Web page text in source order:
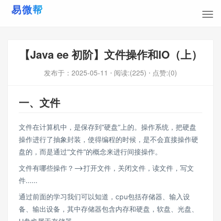
【Java ee 初阶】文件操作和IO（上）
发布于： 2025-05-11 ⋅ 阅读:(225) ⋅ 点赞:(0)
一、文件
文件在计算机中，是保存到“硬盘”上的。操作系统，把硬盘
操作进行了抽象封装，使得编程的时候，是不会直接操作硬
盘的，而是通过“文件”的概念来进行间接操作。
文件有哪些操作？——>打开文件，关闭文件，读文件，写文
件......
通过前面的学习我们可以知道，cpu包括存储器、输入设
备、输出设备，其中存储器包含内存和硬盘，软盘、光盘、